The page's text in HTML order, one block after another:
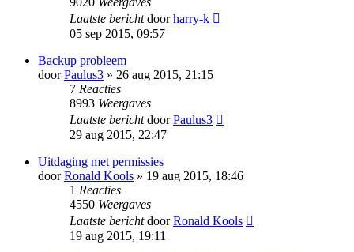
Laatste berichtdoorharry-k
05 sep 2015, 09:57
Backup probleem
doorPaulus3 » 26 aug 2015, 21:15
7 Reacties
8993 Weergaves
Laatste berichtdoorPaulus3
29 aug 2015, 22:47
Uitdaging met permissies
doorRonald Kools » 19 aug 2015, 18:46
1 Reacties
4550 Weergaves
Laatste berichtdoorRonald Kools
19 aug 2015, 19:11